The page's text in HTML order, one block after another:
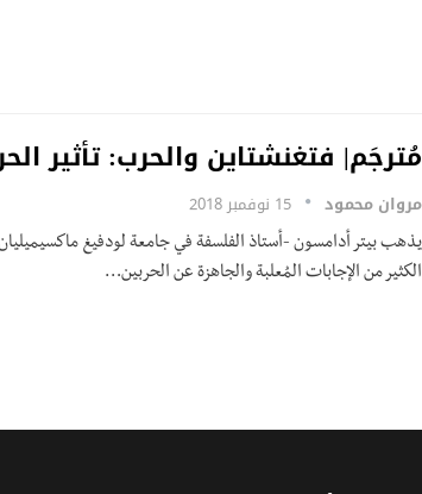
مُترجَم| فتغنشتاين والحرب: تأثير
مروان محمود 15 نوفمبر 2018
يذهب بيتر أدامسون -أستاذ الفلسفة في جامعة لودفيغ
الكثير من الإجابات المُعلبة والجاهزة عن الحربين…